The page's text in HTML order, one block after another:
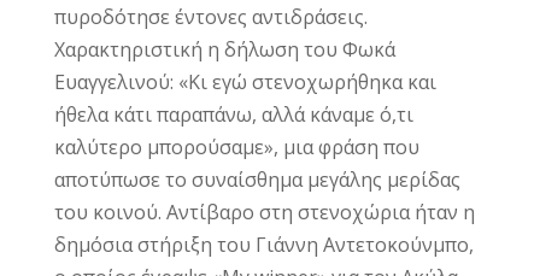
πυροδότησε έντονες αντιδράσεις.
Χαρακτηριστική η δήλωση του Φωκά
Ευαγγελινού: «Κι εγώ στενοχωρήθηκα και
ήθελα κάτι παραπάνω, αλλά κάναμε ό,τι
καλύτερο μπορούσαμε», μια φράση που
αποτύπωσε το συναίσθημα μεγάλης μερίδας
του κοινού. Αντίβαρο στη στενοχώρια ήταν η
δημόσια στήριξη του Γιάννη Αντετοκούνμπο,